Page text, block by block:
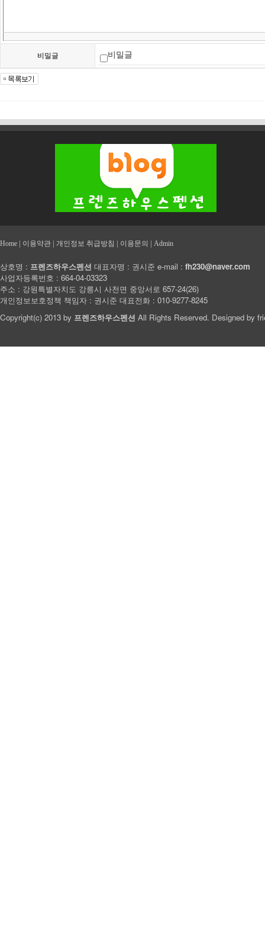
비밀글 비밀글
Home | 이용약관 | 개인정보 취급방침 | 이용문의 | Admin
상호명 : 프렌즈하우스펜션 대표자명 : 권시준 e-mail : fh230@naver.com
사업자등록번호 : 664-04-03323
주소 : 강원특별자치도 강릉시 사천면 중앙서로 657-24(26)
개인정보보호정책 책임자 : 권시준 대표전화 : 010-9277-8245
Copyright(c) 2013 by 프렌즈하우스펜션 All Rights Reserved. Designed by